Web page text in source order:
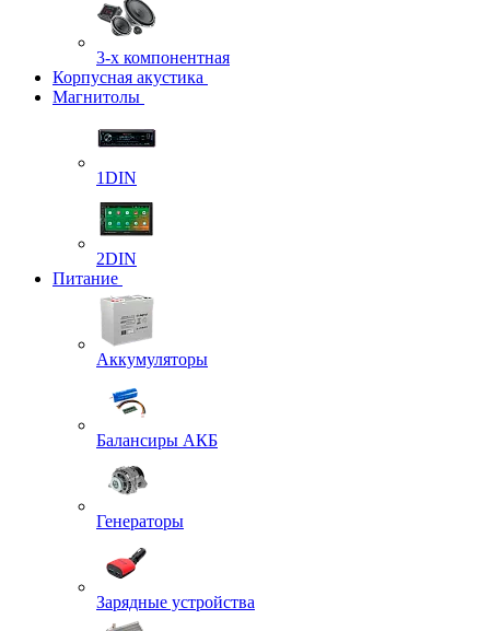
3-х компонентная
Корпусная акустика
Магнитолы
1DIN
2DIN
Питание
Аккумуляторы
Балансиры АКБ
Генераторы
Зарядные устройства